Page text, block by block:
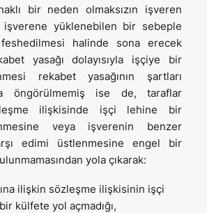
bir neden olmaksızın işveren
işverene yüklenebilen bir sebeple
halinde sona erecek
yasağı dolayısıyla işçiye bir
rekabet yasağının şartları
öngörülmemiş ise de, taraflar
ilişkisinde işçi lehine bir
veya işverenin benzer
edimi üstlenmesine engel bir
yola çıkarak:
ilişkin sözleşme ilişkisinin işçi
külfete yol açmadığı,